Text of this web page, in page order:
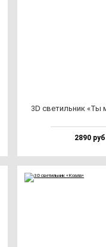
3D све­тиль­ник «Ты
2890 руб